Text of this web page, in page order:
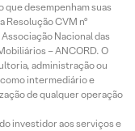
desempenham suas
Resolução CVM nº
Nacional das
– ANCORD. O
administração ou
intermediário e
de qualquer operação
investidor aos serviços e